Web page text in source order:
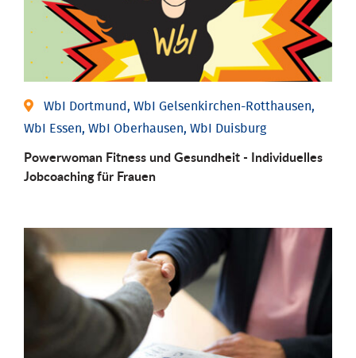
WbI Dortmund, WbI Gelsenkirchen-Rotthausen,
WbI Essen, WbI Oberhausen, WbI Duisburg
Powerwoman Fitness und Gesund­heit - Individu­elles
Job­coaching für Frauen